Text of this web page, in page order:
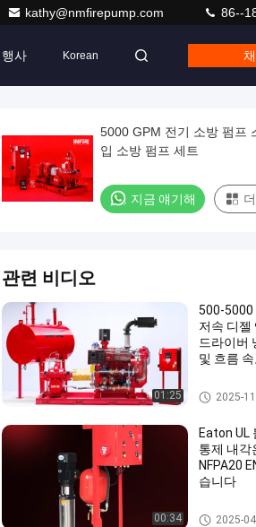
kathy@nmfirepump.com 86--
행사 Korean
5000 GPM 전기 소방 펌프
입 소방 펌프 세트
지금 얘기해
관련 비디오
01:25
500-5000
저속 디젤
드라이버
및 흐름
디젤 엔진
2025-
00:34
Eaton UL
통제 내각
NFPA20
습니다
충압 펌프
2025-